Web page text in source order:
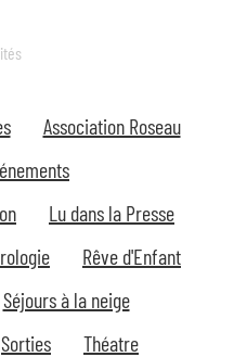
Association Roseau
Lu dans la Presse
Rêve d'Enfant
Séjours à la neige
Sorties Théatre